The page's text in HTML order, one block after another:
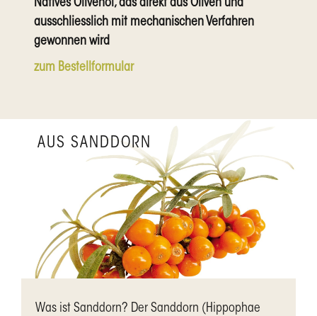
Natives Olivenöl, das direkt aus Oliven und
ausschliesslich mit mechanischen Verfahren
gewonnen wird
zum Bestellformular
AUS SANDDORN
Was ist Sanddorn? Der Sanddorn (Hippophae